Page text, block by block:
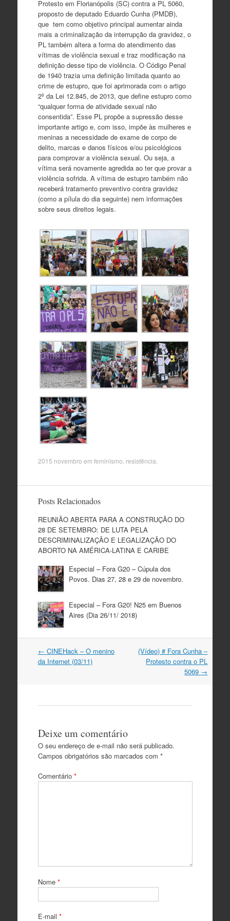
Protesto em Florianópolis (SC) contra a PL 5060,
proposto de deputado Eduardo Cunha (PMDB),
que tem como objetivo principal aumentar ainda
mais a criminalização da interrupção da gravidez, o
PL também altera a forma do atendimento das
vítimas de violência sexual e traz modificação na
definição desse tipo de violência. O Código Penal
de 1940 trazia uma definição limitada quanto ao
crime de estupro, que foi aprimorada com o artigo
2º da Lei 12.845, de 2013, que define estupro como
“qualquer forma de atividade sexual não
consentida”. Esse PL propõe a supressão desse
importante artigo e, com isso, impõe às mulheres e
meninas a necessidade de exame de corpo de
delito, marcas e danos físicos e/ou psicológicos
para comprovar a violência sexual. Ou seja, a
vítima será novamente agredida ao ter que provar a
violência sofrida. A vítima de estupro também não
receberá tratamento preventivo contra gravidez
(como a pílula do dia seguinte) nem informações
sobre seus direitos legais.
2015 novembro em feminismo resistência
Posts Relacionados
REUNIÃO ABERTA PARA A CONSTRUÇÃO DO
28 DE SETEMBRO: DE LUTA PELA
DESCRIMINALIZAÇÃO E LEGALIZAÇÃO DO
ABORTO NA AMÉRICA-LATINA E CARIBE
Especial – Fora G20 – Cúpula dos
Povos. Dias 27, 28 e 29 de novembro.
Especial – Fora G20! N25 em Buenos
Aires (Dia 26/11/ 2018)
Navegação
do
← CINEHack – O menino
da Internet (03/11)
(Vídeo) # Fora Cunha –
Protesto contra o PL
5069 →
Deixe um comentário
O seu endereço de e-mail não será publicado.
Campos obrigatórios são marcados com *
Comentário *
Nome *
E-mail *